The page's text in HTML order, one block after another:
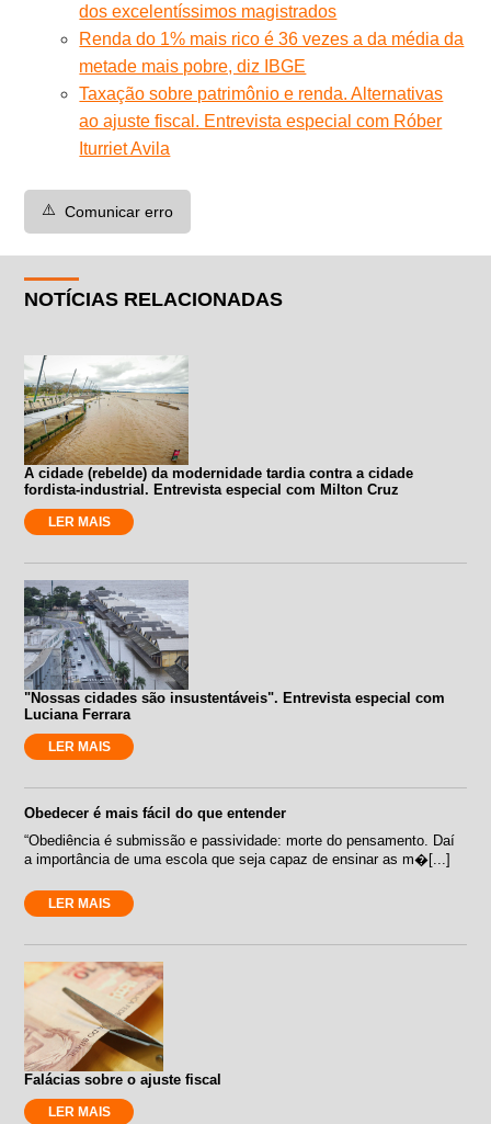
dos excelentíssimos magistrados
Renda do 1% mais rico é 36 vezes a da média da
metade mais pobre, diz IBGE
Taxação sobre patrimônio e renda. Alternativas
ao ajuste fiscal. Entrevista especial com Róber
Iturriet Avila
⚠️ Comunicar erro
NOTÍCIAS RELACIONADAS
A cidade (rebelde) da modernidade tardia contra a cidade
fordista-industrial. Entrevista especial com Milton Cruz
LER MAIS
"Nossas cidades são insustentáveis". Entrevista especial com
Luciana Ferrara
LER MAIS
Obedecer é mais fácil do que entender
“Obediência é submissão e passividade: morte do pensamento. Daí
a importância de uma escola que seja capaz de ensinar as m�[...]
LER MAIS
Falácias sobre o ajuste fiscal
LER MAIS